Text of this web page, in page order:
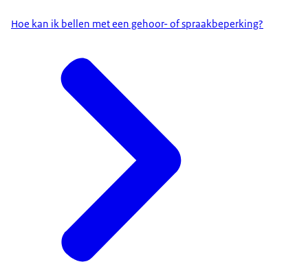
Hoe kan ik bellen met een gehoor- of spraakbeperking?